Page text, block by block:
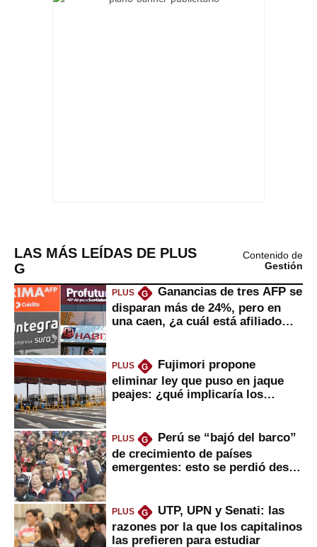
LAS MÁS LEÍDAS DE PLUS
G
Contenido de
Gestión
PLUS G
Ganancias de tres AFP se
disparan más de 24%, pero en
una caen, ¿a cuál está afiliado
PLUS G
Fujimori propone
eliminar ley que puso en jaque
peajes: ¿qué implicaría los
PLUS G
Perú se “bajó del barco”
de crecimiento de países
emergentes: esto se perdió desde
PLUS G
UTP, UPN y Senati: las
razones por la que los capitalinos
las prefieren para estudiar